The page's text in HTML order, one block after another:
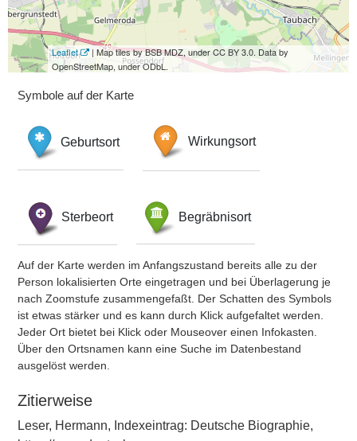
Leaflet
| Map tiles by BSB MDZ, under CC BY 3.0. Data by
OpenStreetMap, under ODbL.
Symbole auf der Karte
Geburtsort Wirkungsort
Sterbeort Begräbnisort
Auf der Karte werden im Anfangszustand bereits alle zu der
Person lokalisierten Orte eingetragen und bei Überlagerung je
nach Zoomstufe zusammengefaßt. Der Schatten des Symbols
ist etwas stärker und es kann durch Klick aufgefaltet werden.
Jeder Ort bietet bei Klick oder Mouseover einen Infokasten.
Über den Ortsnamen kann eine Suche im Datenbestand
ausgelöst werden.
Zitierweise
Leser, Hermann, Indexeintrag: Deutsche Biographie,